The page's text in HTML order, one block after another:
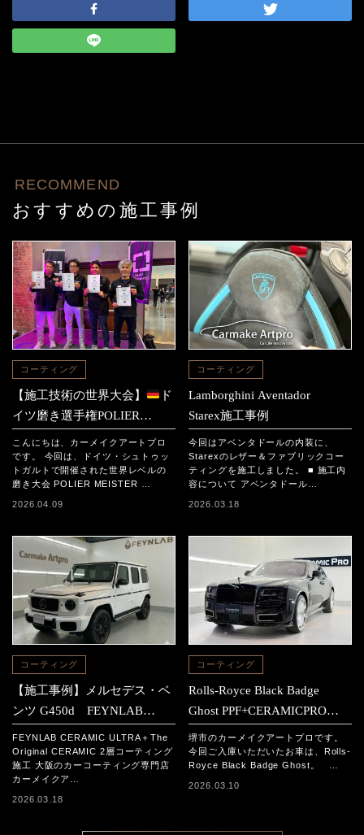
RECOMMEND
おすすめの施工事例
コーティング
【施工技術の世界大会】
ド
イツ磨き選手権POLIER
MEISTER SCHAFT2025に参
加｜日本チームの結果と現地
レポート
こんにちは、カーメイクアートプロ
です。 今回は、ドイツ・シュトゥッ
トガルトで開催された世界レベルの
磨き大会 POLIER MEISTER …
2026.04.09
コーティング
Lamborghini Aventador
Starex施工事例
今回はアベンタドールの内装に、
Starexのレザー＆ファブリックコー
ティングを施工しました。 ■ 施工内
容について アベンタドール…
2026.03.18
コーティング
【施工事例】メルセデス・ベ
ンツ G450d FEYNLAB
Original CERAMIC 2層コーテ
ィング施工
FEYNLAB CERAMIC ULTRA＋The
Original CERAMIC 2層コーティング
施工 大阪のカーコーティング専門店
カーメイクア…
2026.03.18
コーティング
Rolls-Royce Black Badge
Ghost PPF+CERAMICPRO
ION施工事例
堺市のカーメイクアートプロです。
今回ご入庫いただいたお車は、Rolls-
Royce Black Badge Ghost。 …
2026.03.10